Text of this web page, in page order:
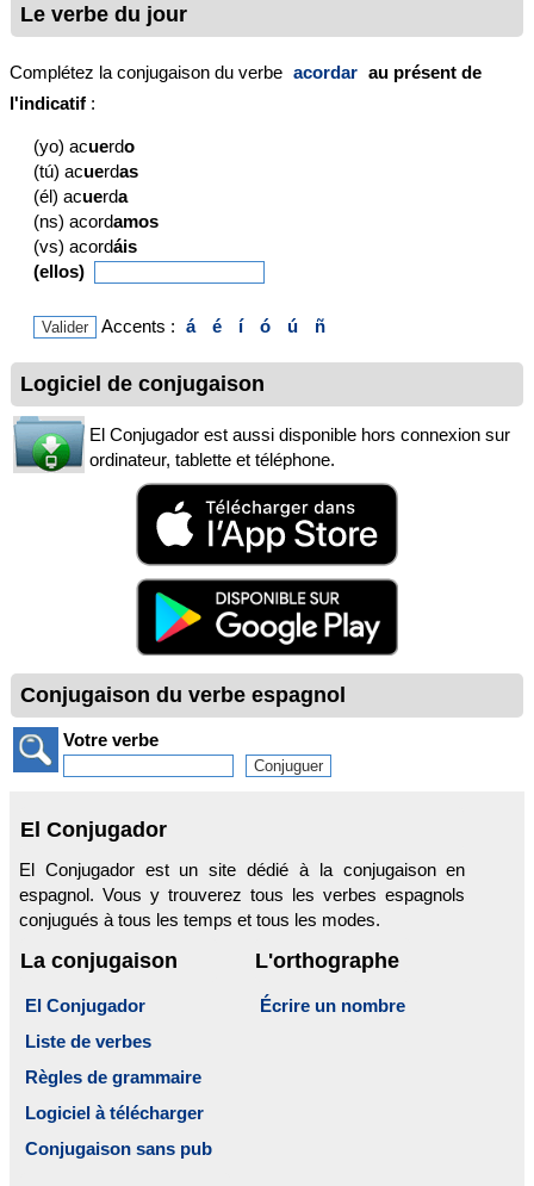
Le verbe du jour
Complétez la conjugaison du verbe acordar au présent de
l'indicatif :
(yo) acuerdo
(tú) acuerdas
(él) acuerda
(ns) acordamos
(vs) acordáis
(ellos)
Accents : á é í ó ú ñ
Logiciel de conjugaison
El Conjugador est aussi disponible hors connexion sur
ordinateur, tablette et téléphone.
Conjugaison du verbe espagnol
Votre verbe
El Conjugador
El Conjugador est un site dédié à la conjugaison en
espagnol. Vous y trouverez tous les verbes espagnols
conjugués à tous les temps et tous les modes.
La conjugaison
El Conjugador
Liste de verbes
Règles de grammaire
Logiciel à télécharger
Conjugaison sans pub
L'orthographe
Écrire un nombre